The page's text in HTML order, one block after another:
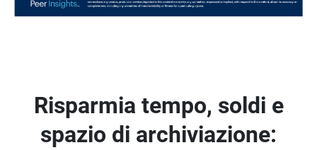
Risparmia tempo, soldi e
spazio di archiviazione: